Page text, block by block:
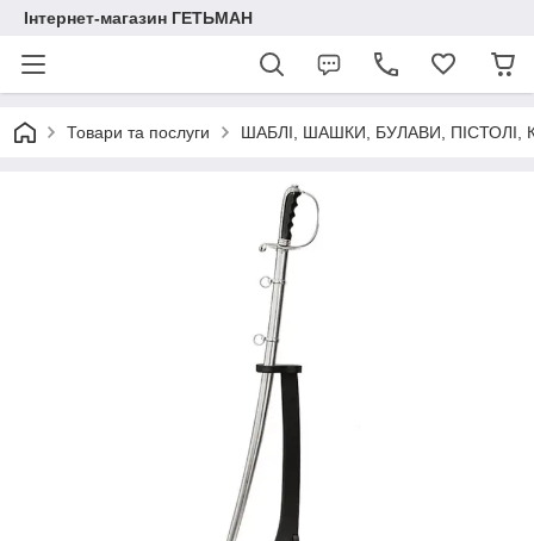
Інтернет-магазин ГЕТЬМАН
Товари та послуги ШАБЛІ, ШАШКИ, БУЛАВИ, ПІСТОЛІ,